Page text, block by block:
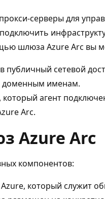
серверы для
шлюза Azure Arc вы
публичный сетевой
доменным именам.
который агент
Arc.
Azure Arc
компонентов:
Azure, который служит